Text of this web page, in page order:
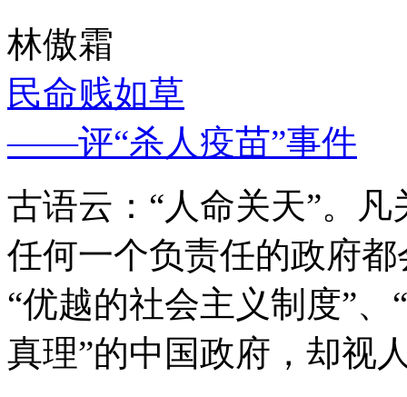
林傲霜
民命贱如草
——评“杀人疫苗”事件
古语云：“人命关天”。
任何一个负责任的政府
“优越的社会主义制度”
真理”的中国政府，却视